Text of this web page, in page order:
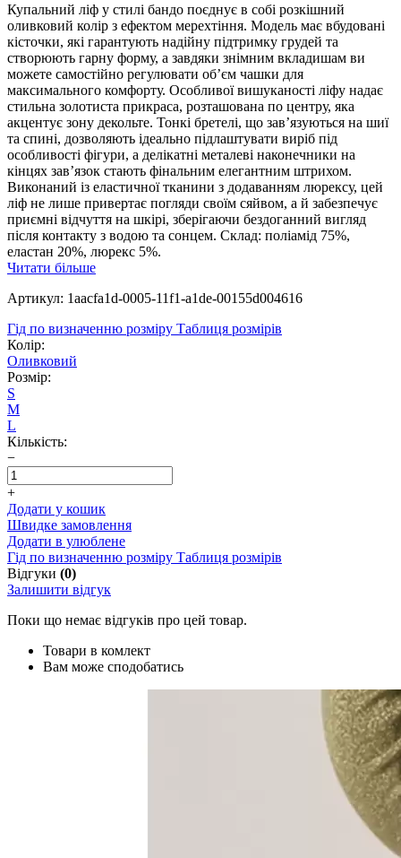
Купальний ліф у стилі бандо поєднує в собі розкішний
оливковий колір з ефектом мерехтіння. Модель має вбудовані
кісточки, які гарантують надійну підтримку грудей та
створюють гарну форму, а завдяки знімним вкладишам ви
можете самостійно регулювати об’єм чашки для
максимального комфорту. Особливої вишуканості ліфу надає
стильна золотиста прикраса, розташована по центру, яка
акцентує зону декольте. Тонкі бретелі, що зав’язуються на шиї
та спині, дозволяють ідеально підлаштувати виріб під
особливості фігури, а делікатні металеві наконечники на
кінцях зав’язок стають фінальним елегантним штрихом.
Виконаний із еластичної тканини з додаванням люрексу, цей
ліф не лише привертає погляди своїм сяйвом, а й забезпечує
приємні відчуття на шкірі, зберігаючи бездоганний вигляд
після контакту з водою та сонцем. Склад: поліамід 75%,
еластан 20%, люрекс 5%.
Читати більше
Артикул: 1aacfa1d-0005-11f1-a1de-00155d004616
Гід по визначенню розміру Таблиця розмірів
Колір:
Оливковий
Розмір:
S
M
L
Кількість:
−
+
Додати у кошик
Швидке замовлення
Додати в улюблене
Гід по визначенню розміру Таблиця розмірів
Відгуки (0)
Залишити відгук
Поки що немає відгуків про цей товар.
Товари в комлект
Вам може сподобатись